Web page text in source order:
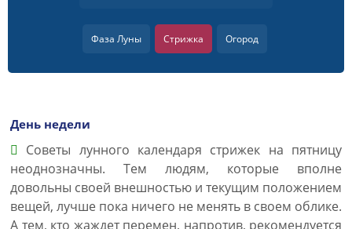
Фаза Луны Стрижка Огород
День недели
Советы лунного календаря стрижек на пятницу
неоднозначны. Тем людям, которые вполне
довольны своей внешностью и текущим положением
вещей, лучше пока ничего не менять в своем облике.
А тем, кто жаждет перемен, напротив, рекомендуется